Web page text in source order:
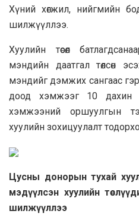
Хүний хөгжил, нийгмийн
шилжүүллээ.
Хуулийн төсөл
мэндийн даатгал төлсөн
мэндийг дэмжих сангаас гэр
доод хэмжээг 10 дахин
хэмжээний оршуулгын
хуулийн зохицуулалт
Цусны донорын тухай
мэдүүлсэн хуулийн
шилжүүллээ